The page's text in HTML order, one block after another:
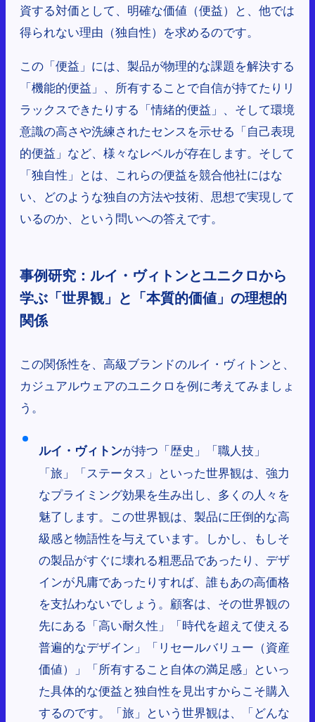
資する対価として、明確な価値（便益）と、他では
得られない理由（独自性）を求めるのです。
この「便益」には、製品が物理的な課題を解決する
「機能的便益」、所有することで自信が持てたりリ
ラックスできたりする「情緒的便益」、そして環境
意識の高さや洗練されたセンスを示せる「自己表現
的便益」など、様々なレベルが存在します。そして
「独自性」とは、これらの便益を競合他社にはな
い、どのような独自の方法や技術、思想で実現して
いるのか、という問いへの答えです。
事例研究：ルイ・ヴィトンとユニクロから
学ぶ「世界観」と「本質的価値」の理想的
関係
この関係性を、高級ブランドのルイ・ヴィトンと、
カジュアルウェアのユニクロを例に考えてみましょ
う。
ルイ・ヴィトンが持つ「歴史」「職人技」
「旅」「ステータス」といった世界観は、強力
なプライミング効果を生み出し、多くの人々を
魅了します。この世界観は、製品に圧倒的な高
級感と物語性を与えています。しかし、もしそ
の製品がすぐに壊れる粗悪品であったり、デザ
インが凡庸であったりすれば、誰もあの高価格
を支払わないでしょう。顧客は、その世界観の
先にある「高い耐久性」「時代を超えて使える
普遍的なデザイン」「リセールバリュー（資産
価値）」「所有すること自体の満足感」といっ
た具体的な便益と独自性を見出すからこそ購入
するのです。「旅」という世界観は、「どんな